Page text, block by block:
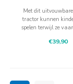
Met dit uitvouwbare
tractor kunnen
spelen terwijl ze
perfect voor€39,90